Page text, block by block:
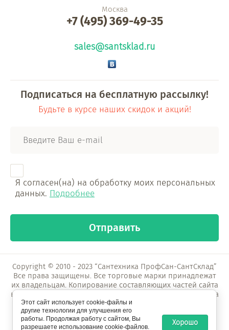
Москва
+7 (495) 369-49-35
sales@santsklad.ru
Подписаться на бесплатную рассылку!
Будьте в курсе наших скидок и акций!
Я согласен(на) на обработку моих персональных
данных. Подробнее
Отправить
Copyright © 2010 - 2023 “Сантехника ПрофСан-СантСклад”
Все права защищены. Все торговые марки принадлежат
их владельцам. Копирование составляющих частей сайта
в какой бы то ни было форме без разрешения владельца
авторских прав запрещено.
Этот сайт использует cookie-файлы и
другие технологии для улучшения его
работы. Продолжая работу с сайтом, Вы
разрешаете использование cookie-файлов.
Хорошо